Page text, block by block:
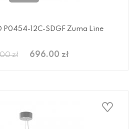
P0454-12C-SDGF Zuma Line
zł 696.00 zł